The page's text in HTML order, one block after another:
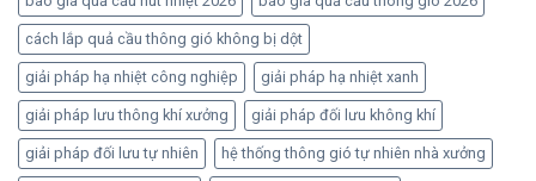
cách lắp quả cầu thông gió không bị dột
giải pháp hạ nhiệt công nghiệp giải pháp hạ nhiệt xanh
giải pháp lưu thông khí xưởng giải pháp đối lưu không khí
giải pháp đối lưu tự nhiên hệ thống thông gió tự nhiên nhà xưởng